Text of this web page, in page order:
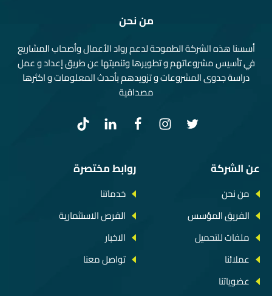
من نحن
أسسنا هذه الشركة الطموحة لدعم رواد الأعمال وأصحاب المشاريع
في تأسيس مشروعاتهم و تطويرها وتنميتها عن طريق إعداد و عمل
دراسة جدوى المشروعات و تزويدهم بأحدث المعلومات و اكثرها
مصداقية
عن الشركة
من نحن
الفريق المؤسس
ملفات للتحميل
عملائنا
عضوياتنا
روابط مختصرة
خدماتنا
الفرص الاستثمارية
الاخبار
تواصل معنا